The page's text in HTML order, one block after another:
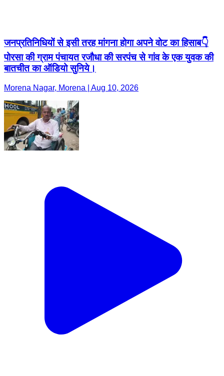
जनप्रतिनिधियों से इसी तरह मांगना होगा अपने वोट का हिसाब👇
पोरसा की ग्राम पंचायत रजौधा की सरपंच से गांव के एक युवक की
बातचीत का ऑडियो सुनिये।
Morena Nagar, Morena | Aug 10, 2026